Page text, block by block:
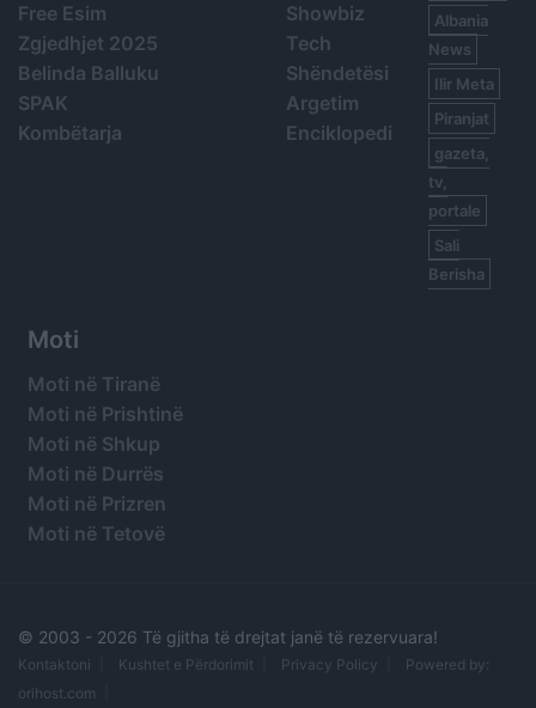
Free Esim
Zgjedhjet 2025
Belinda Balluku
SPAK
Kombëtarja
Showbiz
Tech
Shëndetësi
Argetim
Enciklopedi
Albania
News
Ilir Meta
Piranjat
gazeta,
tv,
portale
Sali
Berisha
Moti
Moti në Tiranë
Moti në Prishtinë
Moti në Shkup
Moti në Durrës
Moti në Prizren
Moti në Tetovë
© 2003 - 2026 Të gjitha të drejtat janë të rezervuara!
Kontaktoni Kushtet e Përdorimit Privacy Policy
Powered by:
orihost.com